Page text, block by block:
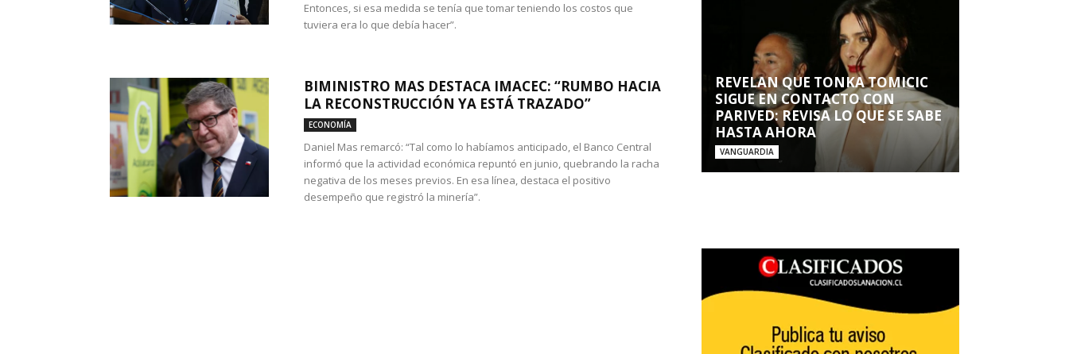
Entonces, si esa medida se tenía que tomar teniendo los costos que
tuviera era lo que debía hacer”.
BIMINISTRO MAS DESTACA IMACEC: “RUMBO HACIA
LA RECONSTRUCCIÓN YA ESTÁ TRAZADO”
ECONOMÍA
Daniel Mas remarcó: “Tal como lo habíamos anticipado, el Banco Central
informó que la actividad económica repuntó en junio, quebrando la racha
negativa de los meses previos. En esa línea, destaca el positivo
desempeño que registró la minería”.
REVELAN QUE TONKA TOMICIC
SIGUE EN CONTACTO CON
PARIVED: REVISA LO QUE SE SABE
HASTA AHORA
VANGUARDIA